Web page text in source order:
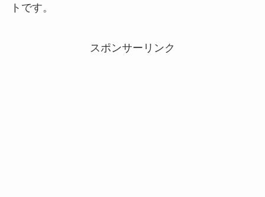
トです。
スポンサーリンク